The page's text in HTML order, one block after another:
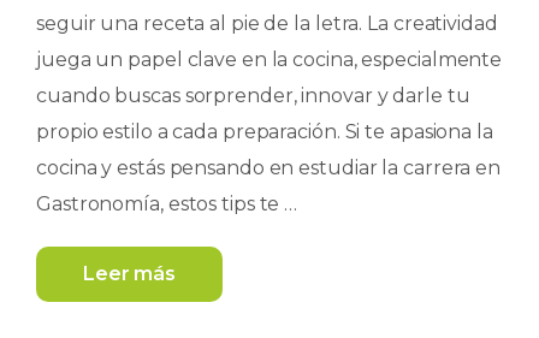
seguir una receta al pie de la letra. La creatividad
juega un papel clave en la cocina, especialmente
cuando buscas sorprender, innovar y darle tu
propio estilo a cada preparación. Si te apasiona la
cocina y estás pensando en estudiar la carrera en
Gastronomía, estos tips te …
Leer más